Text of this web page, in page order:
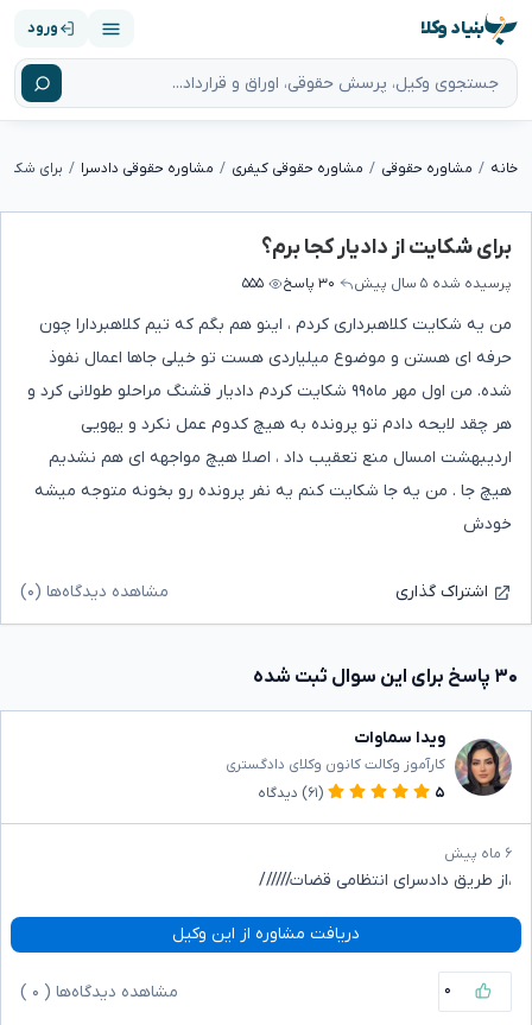
بنیاد وکلا ورود
خانه مشاوره حقوقی مشاوره حقوقی کیفری مشاوره حقوقی دادسرا برای
برای شکایت از دادیار کجا برم؟
پرسیده شده ۵ سال پیش ۳۰ پاسخ ۵۵۵
من یه شکایت کلاهبرداری کردم ، اینو هم بگم که تیم کلاهبردارا چون
حرفه ای هستن و موضوع میلیاردی هست تو خیلی جاها اعمال نفوذ
شده. من اول مهر ماه۹۹ شکایت کردم دادیار قشنگ مراحلو طولانی کرد و
هر چقد لایحه دادم تو پرونده به هیچ کدوم عمل نکرد و یهویی
اردیبهشت امسال منع تعقیب داد ، اصلا هیچ مواجهه ای هم نشدیم
هیچ جا‌ . من یه جا شکایت کنم یه نفر پرونده رو بخونه متوجه میشه
خودش
اشتراک گذاری مشاهده دیدگاه‌ها (۰)
۳۰ پاسخ برای این سوال ثبت شده
ویدا سماوات
کارآموز وکالت کانون وکلای دادگستری
۵
(۶۱) دیدگاه
۶ ماه پیش
،از طریق دادسرای انتظامی قضات//////
دریافت مشاوره از این وکیل
۰ مشاهده دیدگاه‌ها ( ۰